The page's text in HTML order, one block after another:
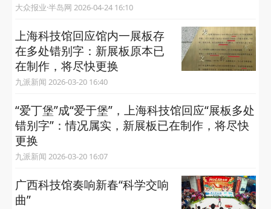
大众报业·半岛网 2026-04-24 16:10
上海科技馆回应馆内一展板存
在多处错别字：新展板原本已
在制作，将尽快更换
九派新闻 2026-03-20 16:40
“爱丁堡”成“爱于堡”，上海科技馆回应“展板多处
错别字”：情况属实，新展板已在制作，将尽快
更换
九派新闻 2026-03-20 16:07
广西科技馆奏响新春“科学交响
曲”